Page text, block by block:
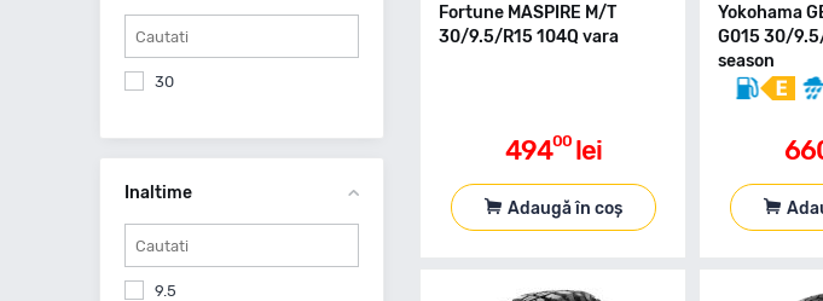
Fortune MASPIRE M/T
30/9.5/R15 104Q vara
49400 lei
Adaugă în coș
Yokohama
G015 30/
season
30
Inaltime
9.5